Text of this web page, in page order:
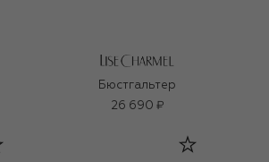
Бюстгальтер
26 690 ₽